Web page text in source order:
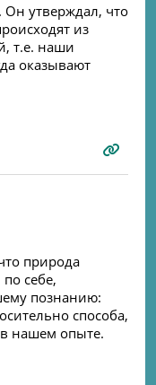
утверждал, что
из
т.е. наши
оказывают
природа
себе,
познанию:
способа,
нашем опыте.